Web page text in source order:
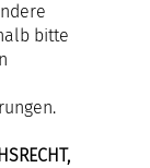
bitte